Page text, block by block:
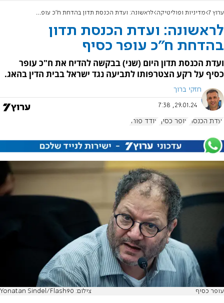
ערוץ 7 מדיניות ופוליטיקה לראשונה: ועדת הכנסת תדון בהדחת ח"כ עופר כסיף
לראשונה: ועדת הכנסת תדון
בהדחת ח"כ עופר כסיף
ועדת הכנסת תדון היום (שני) בבקשה להדיח את ח"כ עופר
כסיף על רקע הצטרפותו לתביעה נגד ישראל בבית הדין בהאג.
חזקי ברוך
29.01.24, 7:38
ועדת הכנסת עופר כסיף עודד פורר
עופר כסיף צילום: Yonatan Sindel/Flash90